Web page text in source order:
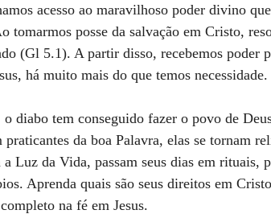
acesso ao maravilhoso poder divino
tomarmos posse da salvação em Cristo,
(Gl 5.1). A partir disso, recebemos poder
há muito mais do que temos necessidade.
diabo tem conseguido fazer o povo de
da boa Palavra, elas se tornam
Luz da Vida, passam seus dias em rituais,
Aprenda quais são seus direitos em
na fé em Jesus.